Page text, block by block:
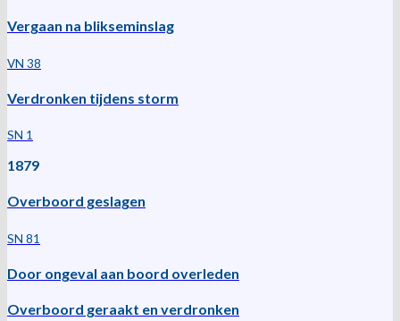
Vergaan na blikseminslag
VN 38
Verdronken tijdens storm
SN 1
1879
Overboord geslagen
SN 81
Door ongeval aan boord overleden
Overboord geraakt en verdronken